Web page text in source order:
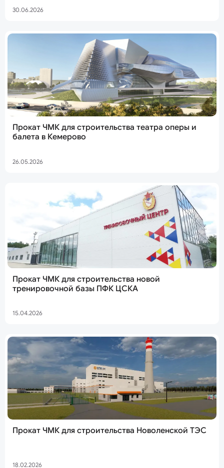
30.06.2026
Прокат ЧМК для строительства театра оперы и
балета в Кемерово
26.05.2026
Прокат ЧМК для строительства новой
тренировочной базы ПФК ЦСКА
15.04.2026
Прокат ЧМК для строительства Новоленской ТЭС
18.02.2026